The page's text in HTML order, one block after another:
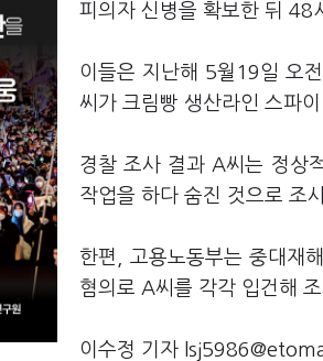
피의자 신병을 확보한 뒤 48
이들은 지난해 5월19일 오
씨가 크림빵 생산라인 스파
경찰 조사 결과 A씨는 정상
작업을 하다 숨진 것으로 조
한편, 고용노동부는 중대재
혐의로 A씨를 각각 입건해
이수정 기자